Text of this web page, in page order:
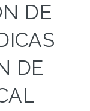
DE
DE